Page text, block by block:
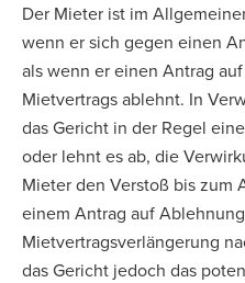
Der Mieter ist im
wenn er sich gegen einen
als wenn er einen Antrag
Mietvertrags ablehnt. In
das Gericht in der Regel
oder lehnt es ab, die
Mieter den Verstoß bis zum
einem Antrag auf
Mietvertragsverlängerung
das Gericht jedoch das